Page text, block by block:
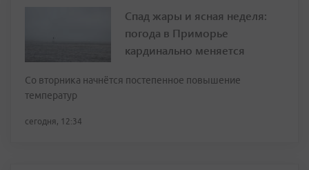
Спад жары и ясная неделя:
погода в Приморье
кардинально меняется
Со вторника начнётся постепенное повышение
температур
сегодня, 12:34